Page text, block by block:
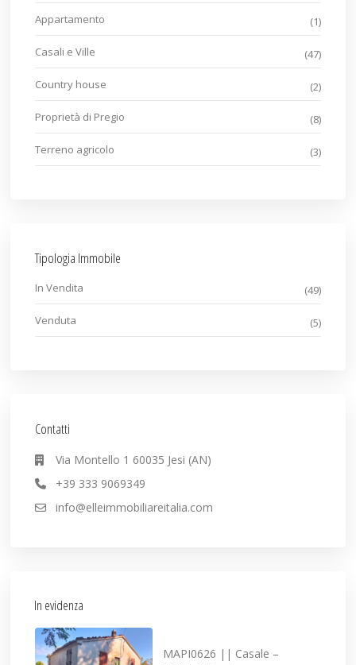
Appartamento (1)
Casali e Ville (47)
Country house (2)
Proprietà di Pregio (8)
Terreno agricolo (3)
Tipologia Immobile
In Vendita (49)
Venduta (5)
Contatti
Via Montello 1 60035 Jesi (AN)
+39 333 9069349
info@elleimmobiliareitalia.com
In evidenza
MAPI0626 || Casale –